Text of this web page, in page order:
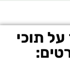
תוכי